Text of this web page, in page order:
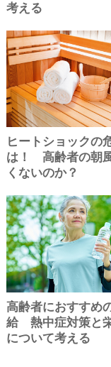
考える
ヒートショックの
は！ 高齢者の朝
くないのか？
高齢者におすすめ
給 熱中症対策と
について考える